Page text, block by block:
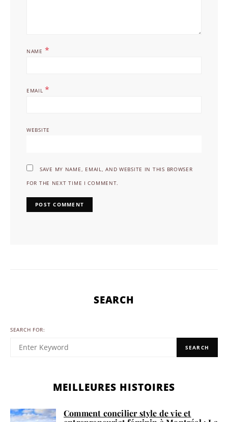
NAME *
EMAIL *
WEBSITE
SAVE MY NAME, EMAIL, AND WEBSITE IN THIS BROWSER
FOR THE NEXT TIME I COMMENT.
SEARCH
SEARCH FOR:
SEARCH
MEILLEURES HISTOIRES
Comment concilier style de vie et